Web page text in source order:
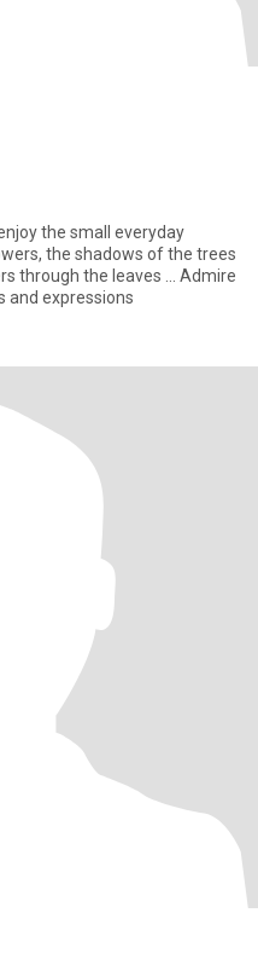
the small everyday
the shadows of the trees
through the leaves ... Admire
and expressions